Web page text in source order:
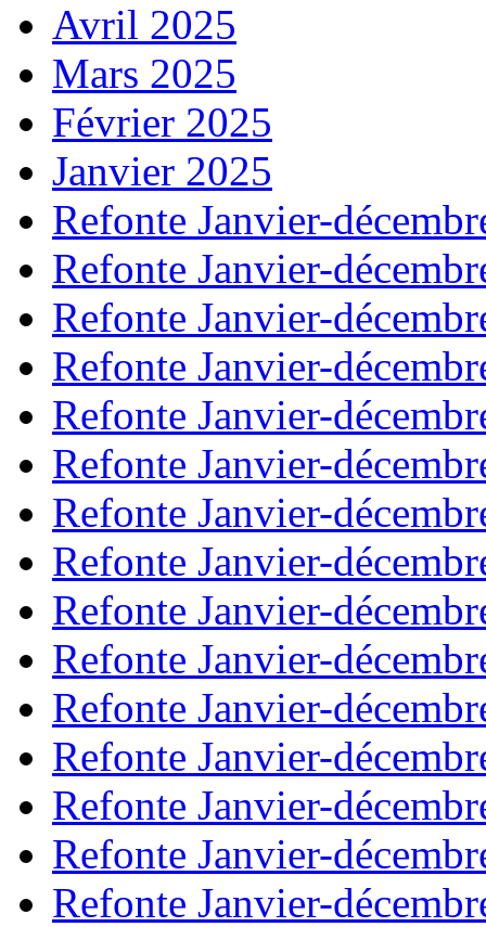
Avril 2025
Mars 2025
Février 2025
Janvier 2025
Refonte Janvier-
Refonte Janvier-
Refonte Janvier-
Refonte Janvier-
Refonte Janvier-
Refonte Janvier-
Refonte Janvier-
Refonte Janvier-
Refonte Janvier-
Refonte Janvier-
Refonte Janvier-
Refonte Janvier-
Refonte Janvier-
Refonte Janvier-
Refonte Janvier-